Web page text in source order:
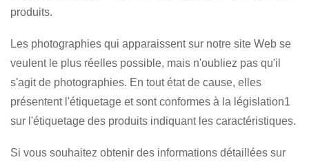
produits.
Les photographies qui apparaissent sur notre site Web se
veulent le plus réelles possible, mais n'oubliez pas qu'il
s'agit de photographies. En tout état de cause, elles
présentent l'étiquetage et sont conformes à la législation1
sur l'étiquetage des produits indiquant les caractéristiques.
Si vous souhaitez obtenir des informations détaillées sur